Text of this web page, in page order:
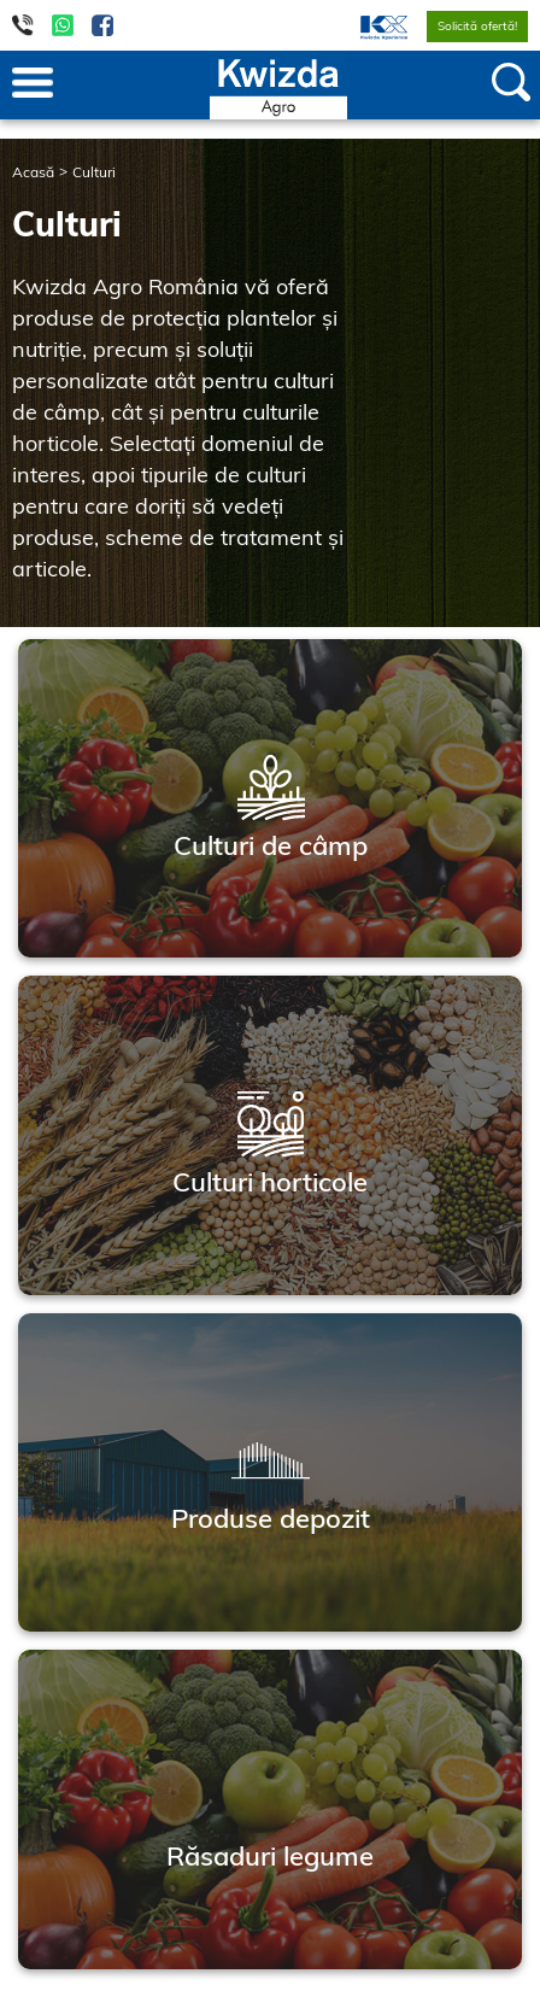
Solicită ofertă!
Acasă Culturi
Culturi
Kwizda Agro România vă oferă
produse de protecția plantelor și
nutriție, precum și soluții
personalizate atât pentru culturi
de câmp, cât și pentru culturile
horticole. Selectați domeniul de
interes, apoi tipurile de culturi
pentru care doriți să vedeți
produse, scheme de tratament și
articole.
Culturi de câmp
Culturi horticole
Produse depozit
Răsaduri legume